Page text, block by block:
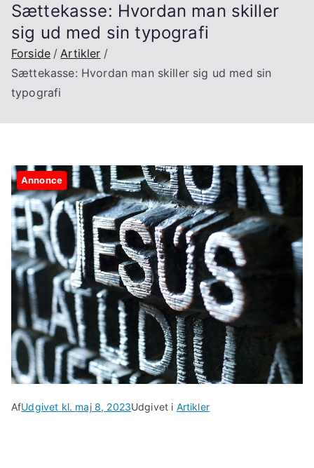
Sættekasse: Hvordan man skiller
sig ud med sin typografi
Forside
Artikler
Sættekasse: Hvordan man skiller sig ud med sin
typografi
Annonce
AfUdgivet kl. maj 8, 2023Udgivet i Artikler